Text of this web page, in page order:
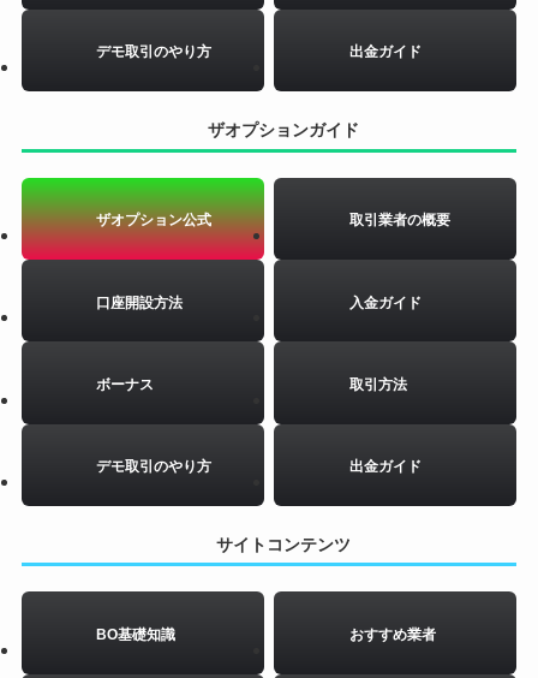
デモ取引のやり方 出金ガイド
ザオプションガイド
ザオプション公式 取引業者の概要
口座開設方法 入金ガイド
ボーナス 取引方法
デモ取引のやり方 出金ガイド
サイトコンテンツ
BO基礎知識 おすすめ業者